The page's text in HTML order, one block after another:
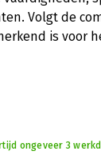
Volgt de
is voor
ongeveer 3